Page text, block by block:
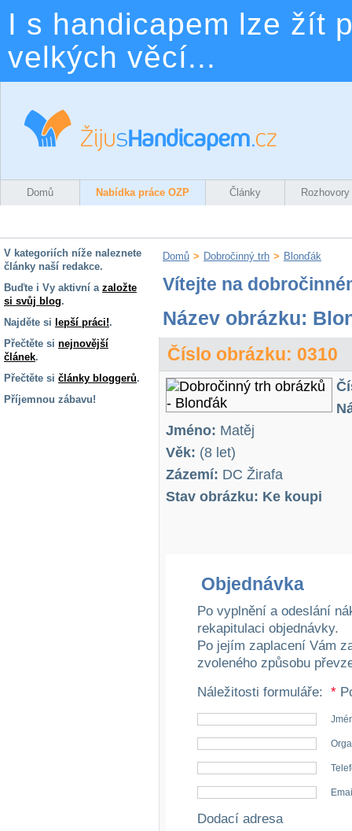
I s handicapem lze žít
velkých věcí...
Domů Nabídka práce OZP Články Rozhovory
V kategoriích níže naleznete
články naší redakce.
Buďte i Vy aktivní a založte
si svůj blog.
Najděte si lepší práci!.
Přečtěte si nejnovější
článek.
Přečtěte si články bloggerů.
Příjemnou zábavu!
Domů > Dobročinný trh > Blonďák
Vítejte na
Název obrázku:
Číslo obrázku: 0310
Jméno: Matěj
Věk: (8 let)
Zázemí: DC Žirafa
Stav obrázku: Ke koupi
Objednávka
Po vyplnění a odeslání
rekapitulaci objednávky.
Po jejím zaplacení Vám
zvoleného způsobu
Náležitosti formuláře: *
Dodací adresa